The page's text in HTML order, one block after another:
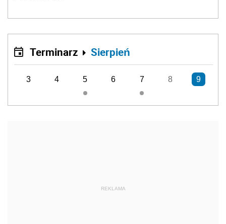
Terminarz Sierpień
3 4 5 6 7 8 9
REKLAMA